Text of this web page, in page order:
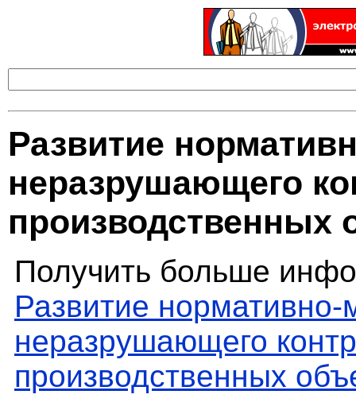
Развитие
неразрушающего
производственных
Получить больше
Развитие нормативно-
неразрушающего
производственных